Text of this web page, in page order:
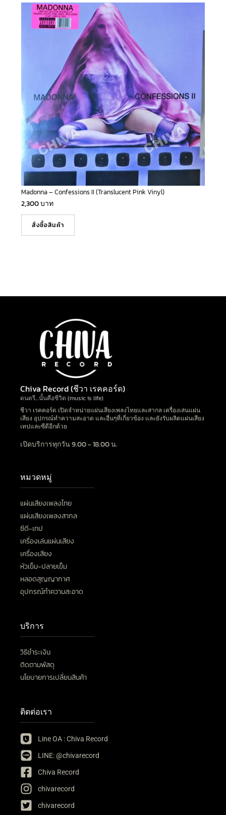
Madonna – Confessions II (Translucent Pink Vinyl)
2,300บาท
สั่งซื้อสินค้า
Chiva Record (ชีวา เรคคอร์ด)
ดนตรี…นั้นคือชีวิต (music is life)
ชีวา เรคคอร์ด เปิดจำหน่ายแผ่นเสียงเพลงไทยและสากล เครื่องเล่นแผ่น
เสียง อุปกรณ์ทำความสะอาด และอื่นๆที่เกี่ยวข้อง และยังรับผลิตแผ่นเสียง
เทปและซีดีอีกด้วย
เปิดบริการทุกวัน 9.00 - 18.00 น.
หมวดหมู่
แผ่นเสียงเพลงไทย
แผ่นเสียงเพลงสากล
ซีดี-เทป
เครื่องเล่นแผ่นเสียง
เครื่องเสียง
หัวเข็ม-ปลายเข็ม
หลอดสุญญากาศ
อุปกรณ์ทำความสะอาด
บริการ
วิธีชำระเงิน
ติดตามพัสดุ
นโยบายการเปลี่ยนสินค้า
ติดต่อเรา
Line OA : Chiva Record
LINE: @chivarecord
Chiva Record
chivarecord
chivarecord